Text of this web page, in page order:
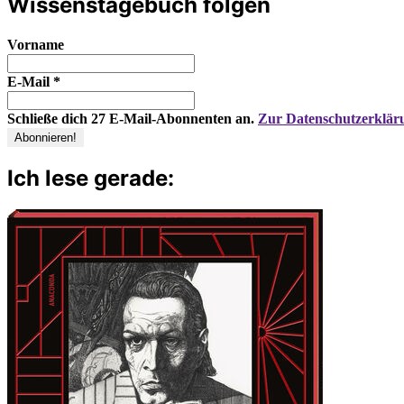
Wissenstagebuch folgen
Vorname
E-Mail *
Schließe dich 27 E-Mail-Abonnenten an. Zur
Ich lese gerade: